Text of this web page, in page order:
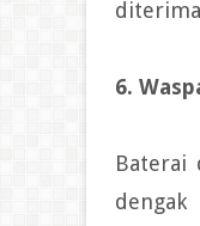
6.
Baterai
dengak